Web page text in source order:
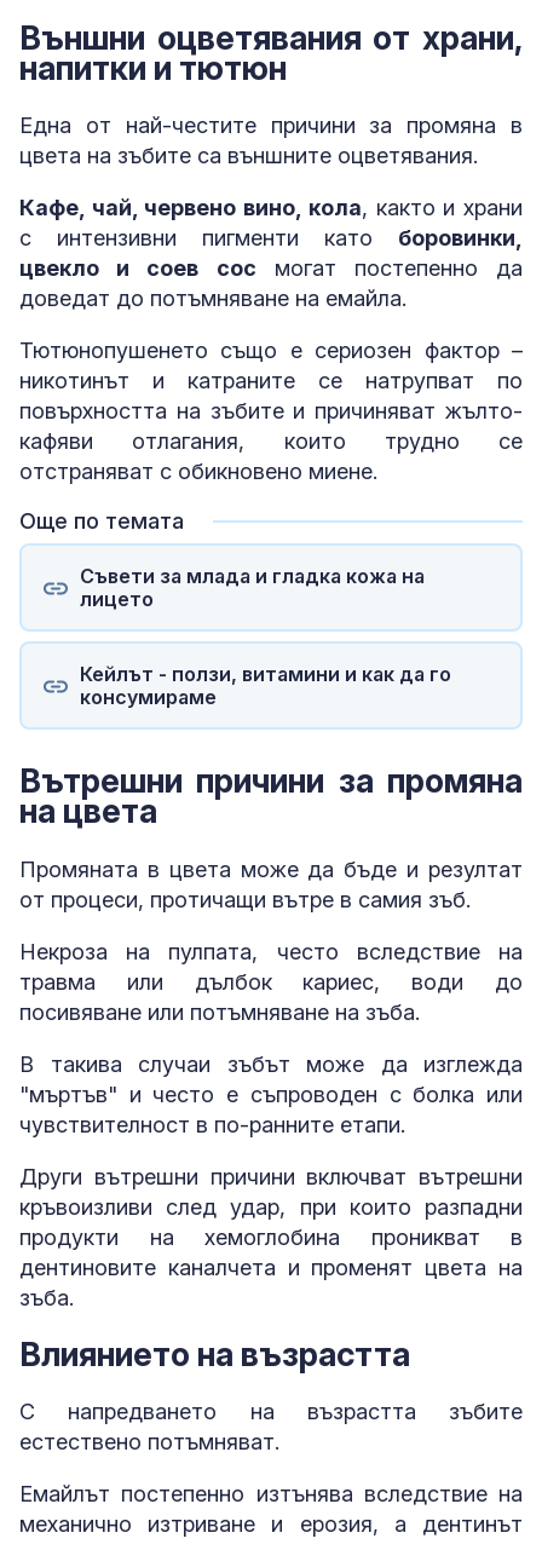
Външни оцветявания от храни,
напитки и тютюн
Една от най-честите причини за промяна в
цвета на зъбите са външните оцветявания.
Кафе, чай, червено вино, кола, както и храни
с интензивни пигменти като боровинки,
цвекло и соев сос могат постепенно да
доведат до потъмняване на емайла.
Тютюнопушенето също е сериозен фактор –
никотинът и катраните се натрупват по
повърхността на зъбите и причиняват жълто-
кафяви отлагания, които трудно се
отстраняват с обикновено миене.
Още по темата
Съвети за млада и гладка кожа на
лицето
Кейлът - ползи, витамини и как да го
консумираме
Вътрешни причини за промяна
на цвета
Промяната в цвета може да бъде и резултат
от процеси, протичащи вътре в самия зъб.
Некроза на пулпата, често вследствие на
травма или дълбок кариес, води до
посивяване или потъмняване на зъба.
В такива случаи зъбът може да изглежда
"мъртъв" и често е съпроводен с болка или
чувствителност в по-ранните етапи.
Други вътрешни причини включват вътрешни
кръвоизливи след удар, при които разпадни
продукти на хемоглобина проникват в
дентиновите каналчета и променят цвета на
зъба.
Влиянието на възрастта
С напредването на възрастта зъбите
естествено потъмняват.
Емайлът постепенно изтънява вследствие на
механично изтриване и ерозия, а дентинът